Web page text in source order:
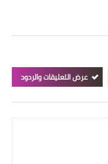
عرض التعليقات والردود